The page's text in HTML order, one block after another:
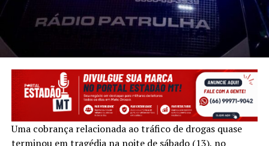
Uma cobrança relacionada ao tráfico de drogas quase
terminou em tragédia na noite de sábado (13), no